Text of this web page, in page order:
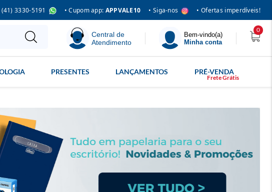
3330-5191 • Cupom app: APPVALE10 • Siga-nos • Ofertas imperdíveis!
Central de
Atendimento
Bem-vindo(a)
Minha conta
0
PRESENTES LANÇAMENTOS PRÉ-VENDA